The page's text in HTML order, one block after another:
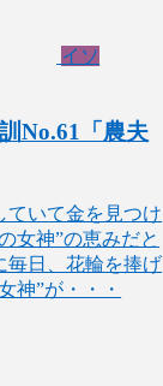
イソ
No.61「農夫
ていて金を見つけ
女神”の恵みだと
毎日、花輪を捧げ
神”が・・・